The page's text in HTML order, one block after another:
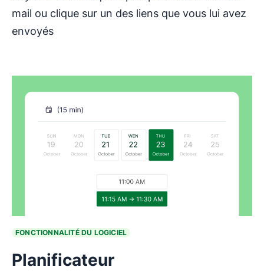
mail ou clique sur un des liens que vous lui avez
envoyés
FONCTIONNALITÉ DU LOGICIEL
Planificateur